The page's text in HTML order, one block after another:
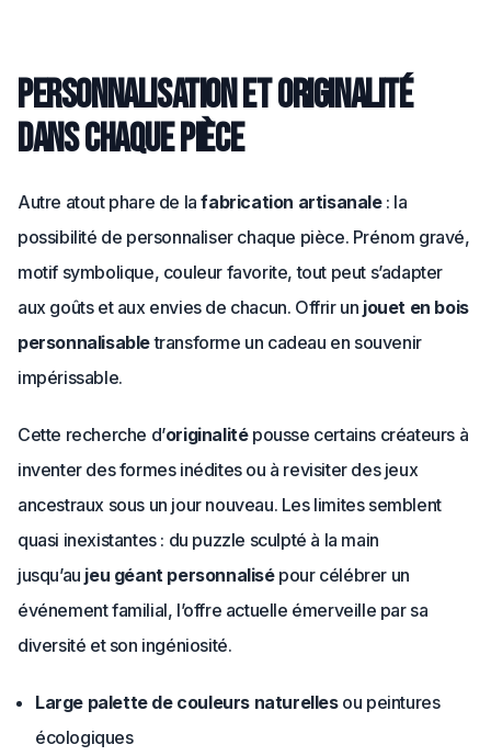
Personnalisation et originalité
dans chaque pièce
Autre atout phare de lafabrication artisanale: la
possibilité de personnaliser chaque pièce. Prénom gravé,
motif symbolique, couleur favorite, tout peut s’adapter
aux goûts et aux envies de chacun. Offrir un jouet en bois
personnalisabletransforme un cadeau en souvenir
impérissable.
Cette recherche d’originalitépousse certains créateurs à
inventer des formes inédites ou à revisiter des jeux
ancestraux sous un jour nouveau. Les limites semblent
quasi inexistantes : du puzzle sculpté à la main
jusqu’au jeu géant personnalisépour célébrer un
événement familial, l’offre actuelle émerveille par sa
diversité et son ingéniosité.
Large palette de couleurs naturellesou peintures
écologiques